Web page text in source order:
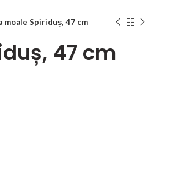
moale Spiriduș, 47 cm
47 cm